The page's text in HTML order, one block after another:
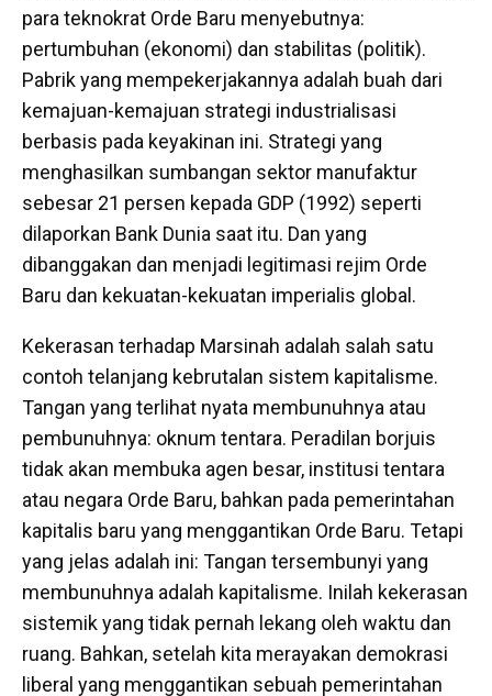
para teknokrat Orde Baru menyebutnya:
pertumbuhan (ekonomi) dan stabilitas (politik).
Pabrik yang mempekerjakannya adalah buah dari
kemajuan-kemajuan strategi industrialisasi
berbasis pada keyakinan ini. Strategi yang
menghasilkan sumbangan sektor manufaktur
sebesar 21 persen kepada GDP (1992) seperti
dilaporkan Bank Dunia saat itu. Dan yang
dibanggakan dan menjadi legitimasi rejim Orde
Baru dan kekuatan-kekuatan imperialis global.
Kekerasan terhadap Marsinah adalah salah satu
contoh telanjang kebrutalan sistem kapitalisme.
Tangan yang terlihat nyata membunuhnya atau
pembunuhnya: oknum tentara. Peradilan borjuis
tidak akan membuka agen besar, institusi tentara
atau negara Orde Baru, bahkan pada pemerintahan
kapitalis baru yang menggantikan Orde Baru. Tetapi
yang jelas adalah ini: Tangan tersembunyi yang
membunuhnya adalah kapitalisme. Inilah kekerasan
sistemik yang tidak pernah lekang oleh waktu dan
ruang. Bahkan, setelah kita merayakan demokrasi
liberal yang menggantikan sebuah pemerintahan